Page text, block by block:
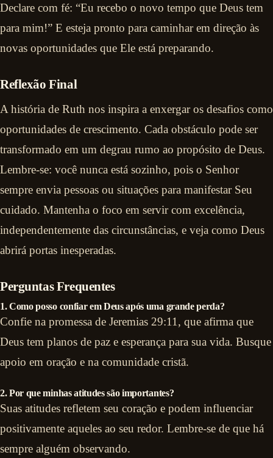
Declare com fé: “Eu recebo o novo tempo que Deus tem
para mim!” E esteja pronto para caminhar em direção às
novas oportunidades que Ele está preparando.
Reflexão Final
A história de Ruth nos inspira a enxergar os desafios como
oportunidades de crescimento. Cada obstáculo pode ser
transformado em um degrau rumo ao propósito de Deus.
Lembre-se: você nunca está sozinho, pois o Senhor
sempre envia pessoas ou situações para manifestar Seu
cuidado. Mantenha o foco em servir com excelência,
independentemente das circunstâncias, e veja como Deus
abrirá portas inesperadas.
Perguntas Frequentes
1. Como posso confiar em Deus após uma grande perda?
Confie na promessa de Jeremias 29:11, que afirma que
Deus tem planos de paz e esperança para sua vida. Busque
apoio em oração e na comunidade cristã.
2. Por que minhas atitudes são importantes?
Suas atitudes refletem seu coração e podem influenciar
positivamente aqueles ao seu redor. Lembre-se de que há
sempre alguém observando.